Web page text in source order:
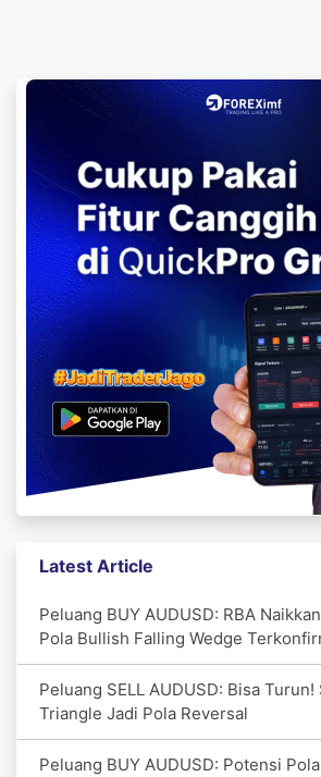
Latest Article
Peluang BUY AUDUSD: RBA
Pola Bullish Falling Wedge
Peluang SELL AUDUSD: Bisa
Triangle Jadi Pola Reversal
Peluang BUY AUDUSD: Potensi